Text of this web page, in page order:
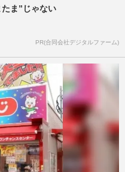
ま”じゃない
PR(合同会社デジタルファーム)